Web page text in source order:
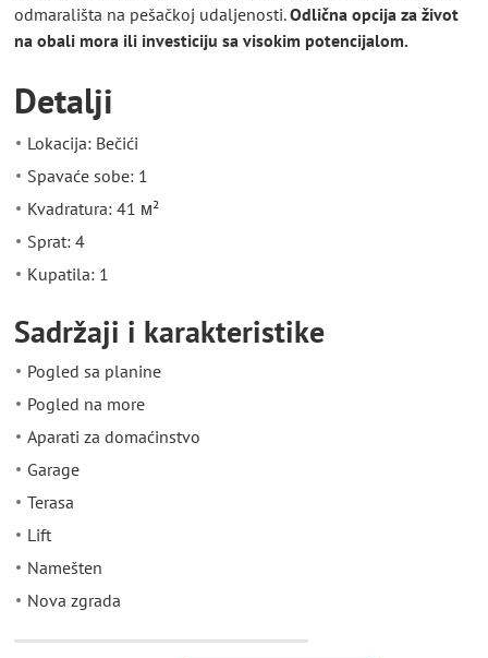
odmarališta na pešačkoj udaljenosti.Odlična opcija za život
na obali mora ili investiciju sa visokim potencijalom.
Detalji
Lokacija: Bečići
Spavaće sobe: 1
Kvadratura: 41 м²
Sprat: 4
Kupatila: 1
Sadržaji i karakteristike
Pogled sa planine
Pogled na more
Aparati za domaćinstvo
Garage
Terasa
Lift
Namešten
Nova zgrada